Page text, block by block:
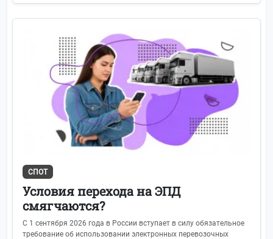
СПОТ
Условия перехода на ЭПД
смягчаются?
С 1 сентября 2026 года в России вступает в силу обязательное
требование об использовании электронных перевозочных